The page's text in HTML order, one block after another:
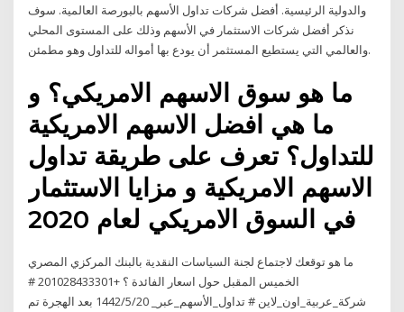
والدولية الرئيسية. أفضل شركات تداول الأسهم بالبورصة العالمية. سوف
نذكر أفضل شركات الاستثمار في الأسهم وذلك على المستوى المحلي
والعالمي التي يستطيع المستثمر أن يودع بها أمواله للتداول وهو مطمئن.
ما هو سوق الاسهم الامريكي؟ و
ما هي افضل الاسهم الامريكية
للتداول؟ تعرف على طريقة تداول
الاسهم الامريكية و مزايا الاستثمار
في السوق الامريكي لعام 2020
ما هو توقعك لاجتماع لجنة السياسات النقدية بالبنك المركزي المصري
الخميس المقبل حول اسعار الفائدة ؟ +201028433301 #
شركة_عربية_اون_لاين # تداول_الأسهم_عبر_ 20‏‏/5‏‏/1442 بعد الهجرة تم